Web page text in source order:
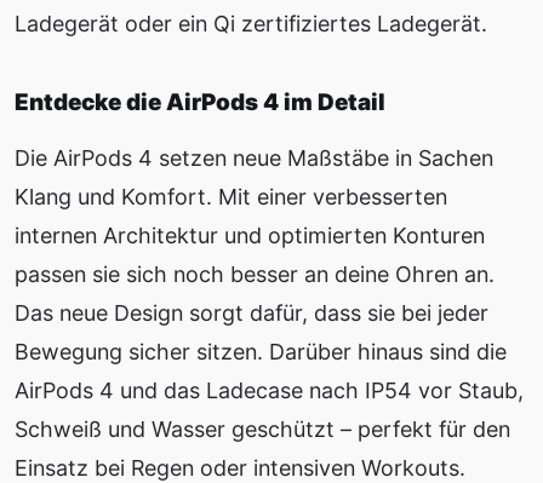
Ladegerät oder ein Qi zertifiziertes Ladegerät.
Entdecke die AirPods 4 im Detail
Die AirPods 4 setzen neue Maßstäbe in Sachen
Klang und Komfort. Mit einer verbesserten
internen Architektur und optimierten Konturen
passen sie sich noch besser an deine Ohren an.
Das neue Design sorgt dafür, dass sie bei jeder
Bewegung sicher sitzen. Darüber hinaus sind die
AirPods 4 und das Ladecase nach IP54 vor Staub,
Schweiß und Wasser geschützt – perfekt für den
Einsatz bei Regen oder intensiven Workouts.